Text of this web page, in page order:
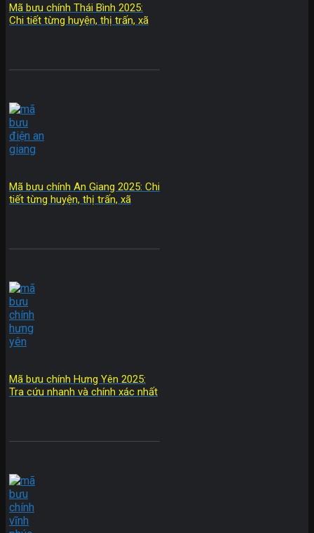
Mã bưu chính Thái Bình 2025:
Chi tiết từng huyện, thị trấn, xã
Mã bưu chính An Giang 2025: Chi
tiết từng huyện, thị trấn, xã
Mã bưu chính Hưng Yên 2025:
Tra cứu nhanh và chính xác nhất